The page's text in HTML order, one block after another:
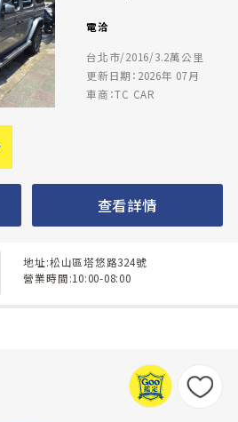
電洽
台北市/2016/3.2萬公里
更新日期：2026年 07月
車商：TC CAR
查看詳情
地址:松山區塔悠路324號
營業時間:10:00-08:00